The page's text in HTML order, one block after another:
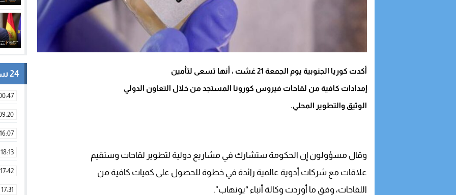
أكدت كوريا الجنوبية يوم الجمعة 21 غشت ، أنها تسعى لتأمين
إمدادات كافية من لقاحات فيروس كورونا المستجد من خلال التعاون الدولي
الوثيق والتطوير المحلي.
وقال مسؤولون إن الحكومة ستشارك في مشاريع دولية لتطوير لقاحات وستقيم
علاقات مع شركات أدوية عالمية رائدة في خطوة للحصول على كميات كافية من
اللقاحات، وفق ما أوردت وكالة أنباء “يونهاب”.
24 ساعة
16:07
18:13
17:42
17:31